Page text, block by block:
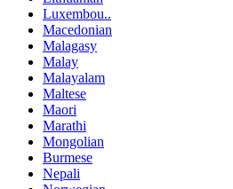
Luxembou..
Macedonian
Malagasy
Malay
Malayalam
Maltese
Maori
Marathi
Mongolian
Burmese
Nepali